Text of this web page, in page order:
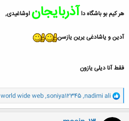
م
و
هر کیم بو باشگاه دا آذربایجان اوشاغیدی,
آدین و یاشادغی یرین یازسن
فقط آنا دیلی یازون
و
ا
ک
ن
nadimi ali
,
soniya12345
,
world wide web